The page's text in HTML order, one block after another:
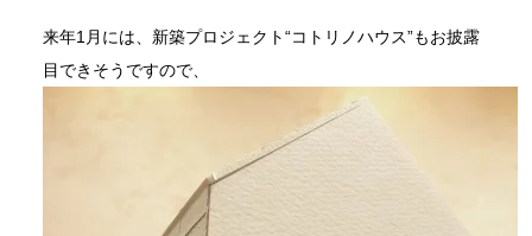
来年1月には、新築プロジェクト“コトリノハウス”もお披露
目できそうですので、